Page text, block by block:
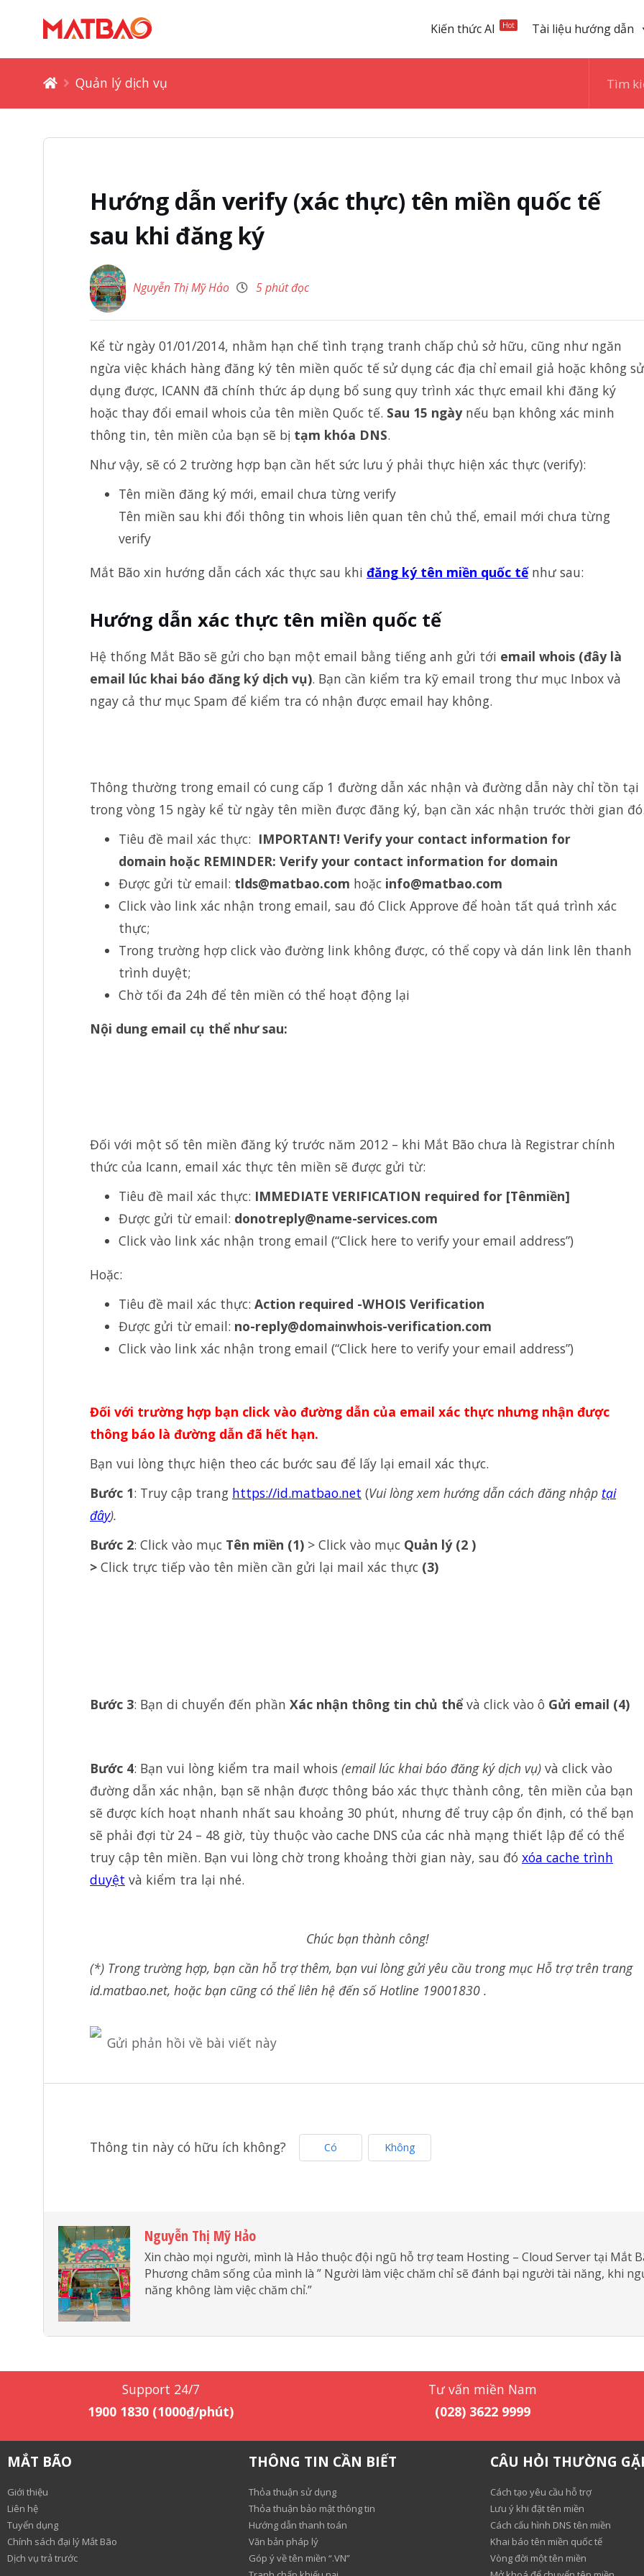
Kiến thức AI Hot Tài liệu hướng dẫn
Quản lý dịch vụ
Hướng dẫn verify (xác thực) tên miền quốc tế
sau khi đăng ký
Nguyễn Thị Mỹ Hảo 5 phút đọc
Kể từ ngày 01/01/2014, nhằm hạn chế tình trạng tranh chấp chủ sở hữu, cũng như ngăn
ngừa việc khách hàng đăng ký tên miền quốc tế sử dụng các địa chỉ email giả hoặc không sử
dụng được, ICANN đã chính thức áp dụng bổ sung quy trình xác thực email khi đăng ký
hoặc thay đổi email whois của tên miền Quốc tế. Sau 15 ngàynếu bạn không xác minh
thông tin, tên miền của bạn sẽ bị tạm khóa DNS.
Như vậy, sẽ có 2 trường hợp bạn cần hết sức lưu ý phải thực hiện xác thực (verify):
Tên miền đăng ký mới, email chưa từng verify
Tên miền sau khi đổi thông tin whois liên quan tên chủ thể, email mới chưa từng
verify
Mắt Bão xin hướng dẫn cách xác thực sau khi đăng ký tên miền quốc tếnhư sau:
Hướng dẫn xác thực tên miền quốc tế
Hệ thống Mắt Bão sẽ gửi cho bạn một email bằng tiếng anh gửi tới email whois (đây là
email lúc khai báo đăng ký dịch vụ). Bạn cần kiểm tra kỹ email trong thư mục Inbox và
ngay cả thư mục Spam để kiểm tra có nhận được email hay không.
Thông thường trong email có cung cấp 1 đường dẫn xác nhận và đường dẫn này chỉ tồn tại
trong vòng 15 ngày kể từ ngày tên miền được đăng ký, bạn cần xác nhận trước thời gian
Tiêu đề mail xác thực: IMPORTANT! Verify your contact information for
domain hoặc REMINDER: Verify your contact information for domain
Được gửi từ email: tlds@matbao.com hoặc info@matbao.com
Click vào link xác nhận trong email, sau đó Click Approve để hoàn tất quá trình xác
thực;
Trong trường hợp click vào đường link không được, có thể copy và dán link lên thanh
trình duyệt;
Chờ tối đa 24h để tên miền có thể hoạt động lại
Nội dung email cụ thể như sau:
Đối với một số tên miền đăng ký trước năm 2012 – khi Mắt Bão chưa là Registrar chính
thức của Icann, email xác thực tên miền sẽ được gửi từ:
Tiêu đề mail xác thực: IMMEDIATE VERIFICATION required for [Tênmiền]
Được gửi từ email: donotreply@name-services.com
Click vào link xác nhận trong email (“Click here to verify your email address”)
Hoặc:
Tiêu đề mail xác thực: Action required -WHOIS Verification
Được gửi từ email: no-reply@domainwhois-verification.com
Click vào link xác nhận trong email (“Click here to verify your email address”)
Đối với trường hợp bạn click vào đường dẫn của email xác thực nhưng nhận được
thông báo là đường dẫn đã hết hạn.
Bạn vui lòng thực hiện theo các bước sau để lấy lại email xác thực.
Bước 1: Truy cập trang https://id.matbao.net (Vuilòng xem hướng dẫn cách đăng nhập tại
đây).
Bước 2: Click vào mục Tên miền (1) > Click vào mục Quản lý (2 )
> Click trực tiếp vào tên miền cần gửi lại mail xác thực (3)
Bước 3: Bạn di chuyển đến phần Xác nhận thông tin chủ thểvà click vào ô Gửi email (4)
Bước 4: Bạn vui lòng kiểm tra mail whois (email lúc khai báo đăng ký dịch vụ) và click vào
đường dẫn xác nhận, bạn sẽ nhận được thông báo xác thực thành công, tên miền của bạn
sẽ được kích hoạt nhanh nhất sau khoảng 30 phút, nhưng để truy cập ổn định, có thể bạn
sẽ phải đợi từ 24 – 48 giờ, tùy thuộc vào cache DNS của các nhà mạng thiết lập để có thể
truy cập tên miền. Bạn vui lòng chờ trong khoảng thời gian này, sau đó xóa cache trình
duyệt và kiểm tra lại nhé.
Chúc bạn thành công!
(*) Trong trường hợp, bạn cần hỗ trợ thêm, bạn vui lòng gửi yêu cầu trong mục Hỗ trợ trên trang
id.matbao.net, hoặc bạn cũng có thể liên hệ đến số Hotline 19001830 .
Gửi phản hồi về bài viết này
Thông tin này có hữu ích không? Có Không
Nguyễn Thị Mỹ Hảo
Xin chào mọi người, mình là Hảo thuộc đội ngũ hỗ trợ team Hosting – Cloud Server tại Mắt
Phương châm sống của mình là ” Người làm việc chăm chỉ sẽ đánh bại người tài năng, khi
năng không làm việc chăm chỉ.”
Support 24/7
1900 1830 (1000₫/phút)
Tư vấn miền Nam
(028) 3622 9999
MẮT BÃO
Giới thiệu
Liên hệ
Tuyển dụng
Chính sách đại lý Mắt Bão
Dịch vụ trả trước
THÔNG TIN CẦN BIẾT
Thỏa thuận sử dụng
Thỏa thuận bảo mật thông tin
Hướng dẫn thanh toán
Văn bản pháp lý
Góp ý về tên miền “.VN”
CÂU HỎI THƯỜNG
Cách tạo yêu cầu hỗ trợ
Lưu ý khi đặt tên miền
Cách cấu hình DNS tên miền
Khai báo tên miền quốc tế
Vòng đời một tên miền